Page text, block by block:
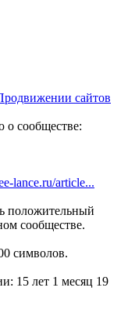
сайтов
о сообществе:
lance.ru/article...
положительный
сообществе.
символов.
15 лет 1 месяц 19